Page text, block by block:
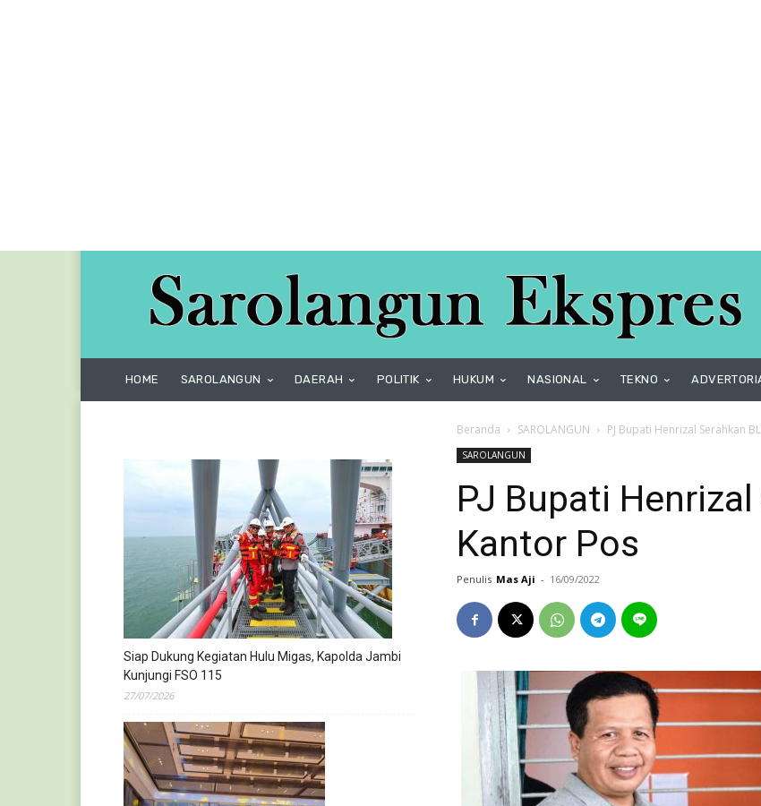
HOME SAROLANGUN DAERAH POLITIK HUKUM NASIONAL TEKNO
Beranda SAROLANGUN PJ Bupati Henrizal Serahkan
SAROLANGUN
PJ Bupati
Kantor Pos
Penulis Mas Aji - 16/09/2022
Siap Dukung Kegiatan Hulu Migas, Kapolda Jambi
Kunjungi FSO 115
27/07/2026